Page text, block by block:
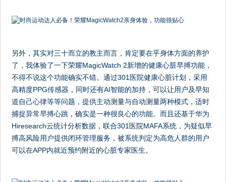
另外，其实对三十而立的教主而言，肯定要在乎身体方面的养护
了，我体验了一下荣耀MagicWatch 2新增的健康心脏早搏功能，
不得不说这个功能确实不错。通过301医院健康心脏计划，采用
高精度PPG传感器，同时还有AI智能的加持，可以让用户及早知
道自己心律等等问题，提供主动测量与自动测量两种模式，适时
捕捉异常早搏心跳，确实是一种很良心的功能。而且还基于华为
Hiresearch云统计分析数据，联合301医院MAFA系统，为疑似早
搏高风险用户提供闭环管理服务，被系统判定为高危人群的用户
可以在APP内就近预约附近的心脏专家医生。